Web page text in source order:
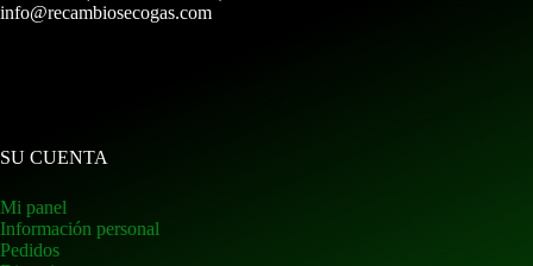
info@recambiosecogas.com
SU CUENTA
Mi panel
Información personal
Pedidos